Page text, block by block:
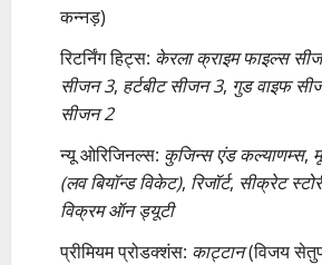
कन्नड़)
रिटर्निंग हिट्स: केरला क्राइम फाइल्स
सीजन 3, हर्टबीट सीजन 3, गुड वाइफ
सीजन 2
न्यू ओरिजिनल्स: कुजिन्स एंड कल्याणम्स,
(लव बियॉन्ड विकेट), रिजॉर्ट, सीक्रेट
विक्रम ऑन ड्यूटी
प्रीमियम प्रोडक्शंस: काट्टान(विजय